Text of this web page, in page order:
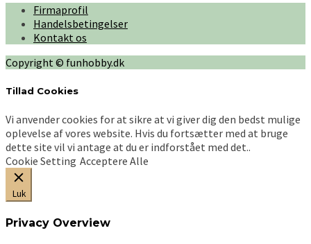
Mulighederne
vælges
på
Firmaprofil
Handelsbetingelser
Kontakt os
Copyright © funhobby.dk
Tillad Cookies
Vi anvender cookies for at sikre at vi giver dig den bedst mulige
oplevelse af vores website. Hvis du fortsætter med at bruge
dette site vil vi antage at du er indforstået med det..
Cookie Setting Acceptere Alle
Luk
Privacy Overview